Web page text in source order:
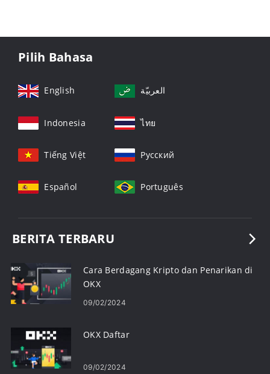
Pilih Bahasa
English العربيّة
Indonesia ไทย
Tiếng Việt Русский
Español Português
BERITA TERBARU
Cara Berdagang Kripto dan Penarikan di
OKX
09/02/2024
OKX Daftar
09/02/2024